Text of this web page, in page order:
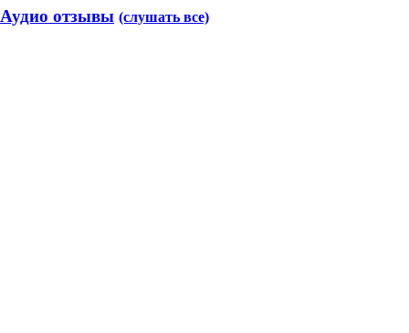
Аудио отзывы (слушать все)